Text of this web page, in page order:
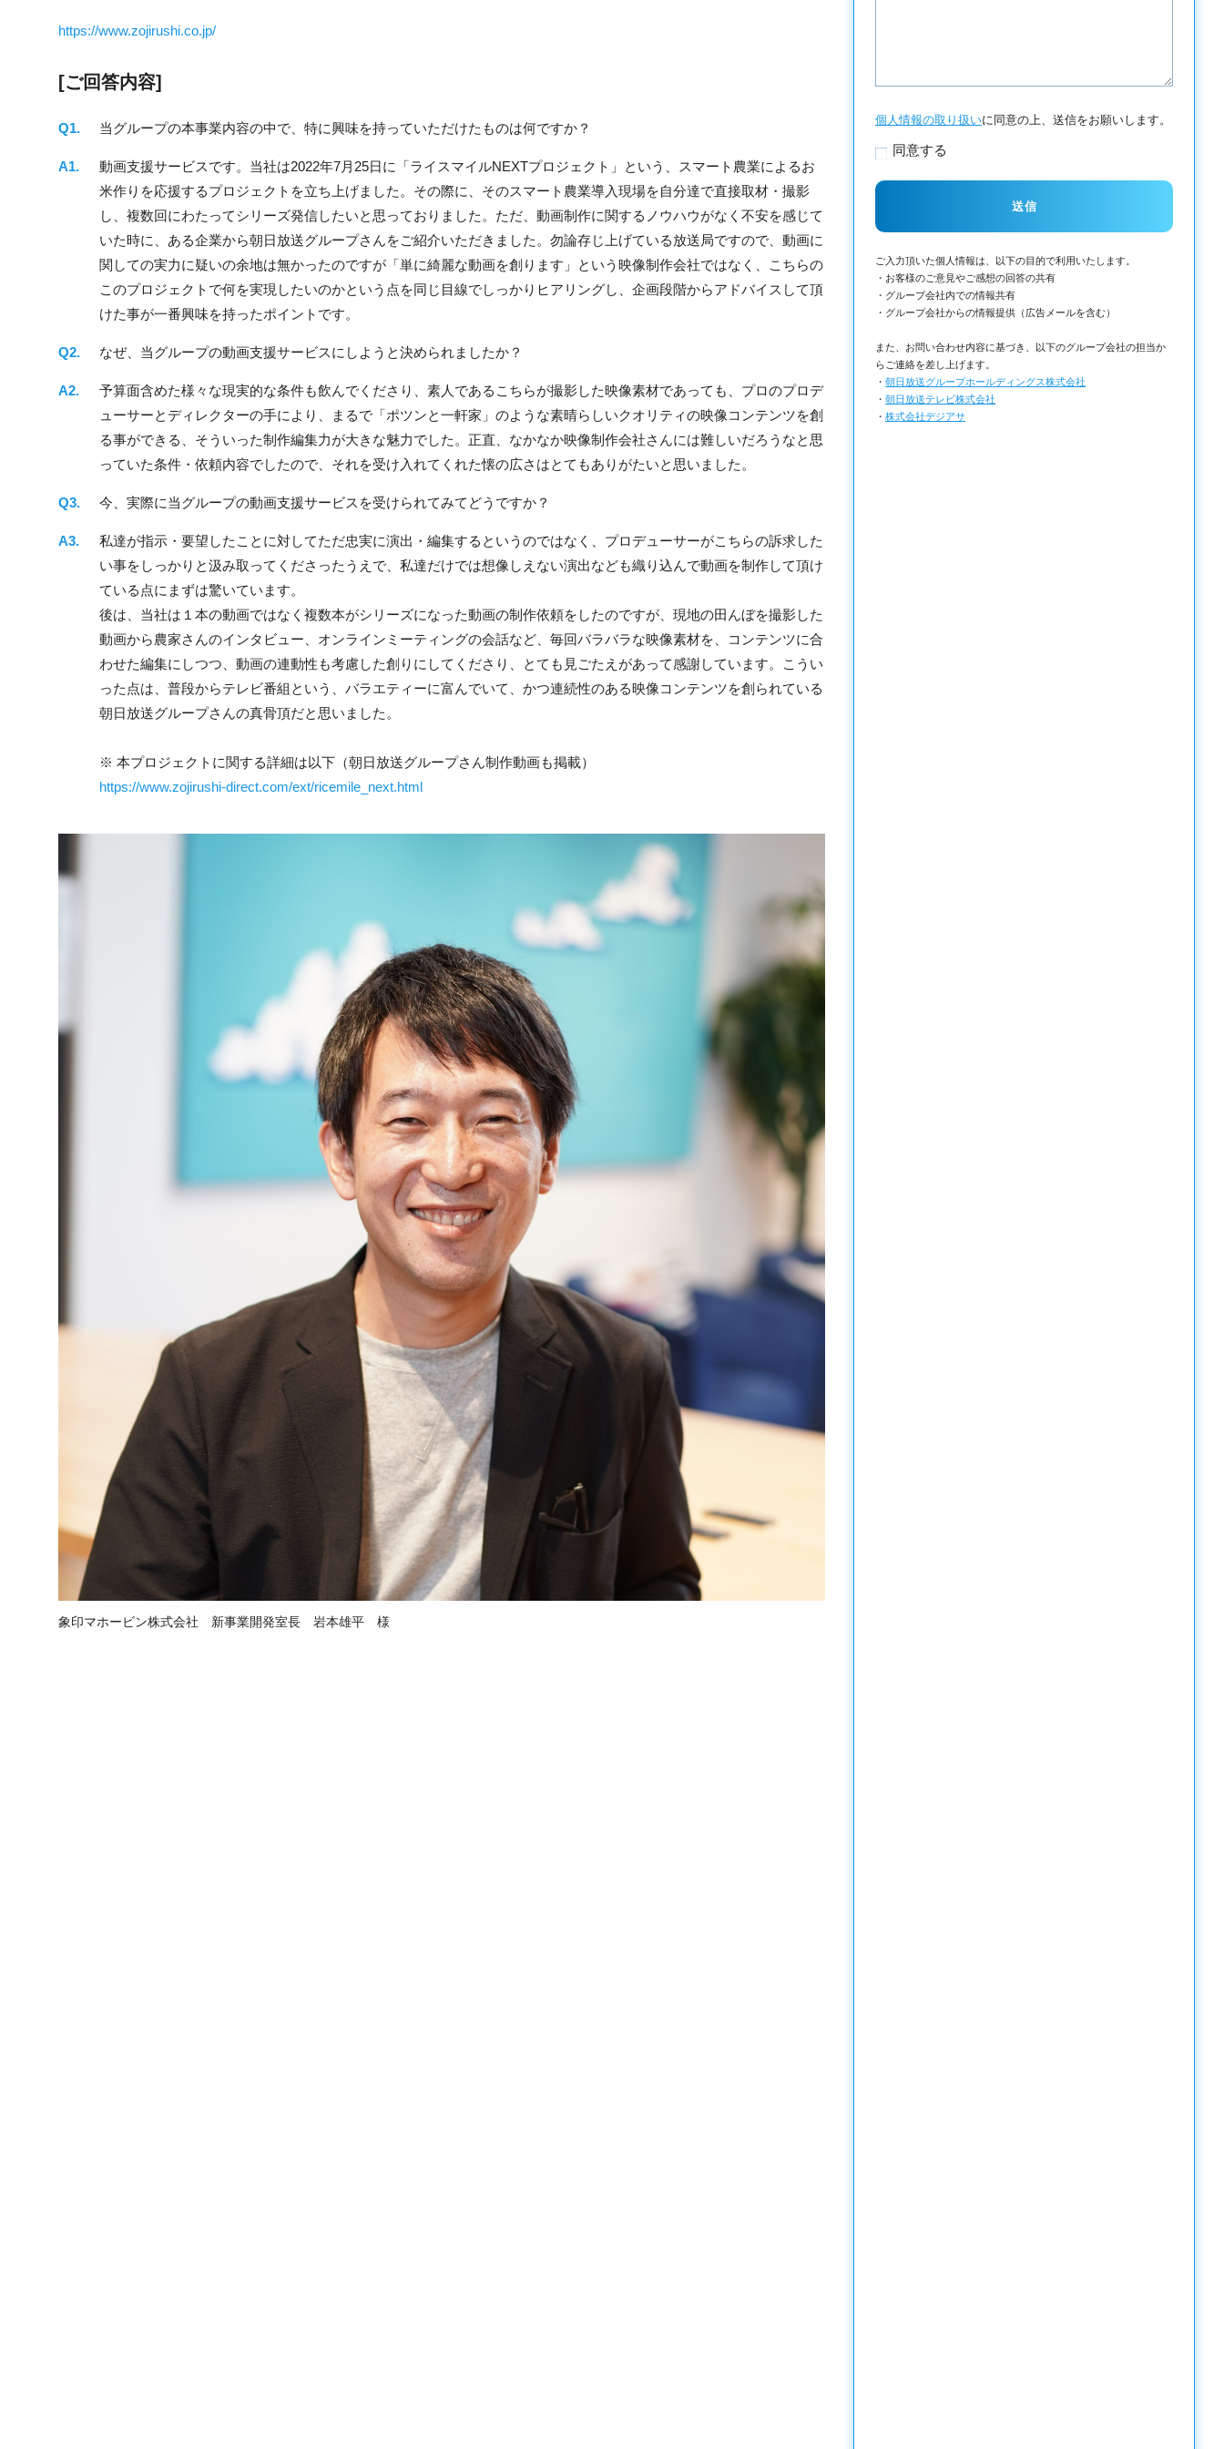
https://www.zojirushi.co.jp/
[ご回答内容]
当グループの本事業内容の中で、特に興味を持っていただけたものは何ですか？
動画支援サービスです。当社は2022年7月25日に「ライスマイルNEXTプロジェクト」という、スマート農業によるお
米作りを応援するプロジェクトを立ち上げました。その際に、そのスマート農業導入現場を自分達で直接取材・撮影
し、複数回にわたってシリーズ発信したいと思っておりました。ただ、動画制作に関するノウハウがなく不安を感じて
いた時に、ある企業から朝日放送グループさんをご紹介いただきました。勿論存じ上げている放送局ですので、動画に
関しての実力に疑いの余地は無かったのですが「単に綺麗な動画を創ります」という映像制作会社ではなく、こちらの
このプロジェクトで何を実現したいのかという点を同じ目線でしっかりヒアリングし、企画段階からアドバイスして頂
けた事が一番興味を持ったポイントです。
なぜ、当グループの動画支援サービスにしようと決められましたか？
予算面含めた様々な現実的な条件も飲んでくださり、素人であるこちらが撮影した映像素材であっても、プロのプロデ
ューサーとディレクターの手により、まるで「ポツンと一軒家」のような素晴らしいクオリティの映像コンテンツを創
る事ができる、そういった制作編集力が大きな魅力でした。正直、なかなか映像制作会社さんには難しいだろうなと思
っていた条件・依頼内容でしたので、それを受け入れてくれた懐の広さはとてもありがたいと思いました。
今、実際に当グループの動画支援サービスを受けられてみてどうですか？
私達が指示・要望したことに対してただ忠実に演出・編集するというのではなく、プロデューサーがこちらの訴求した
い事をしっかりと汲み取ってくださったうえで、私達だけでは想像しえない演出なども織り込んで動画を制作して頂け
ている点にまずは驚いています。
後は、当社は１本の動画ではなく複数本がシリーズになった動画の制作依頼をしたのですが、現地の田んぼを撮影した
動画から農家さんのインタビュー、オンラインミーティングの会話など、毎回バラバラな映像素材を、コンテンツに合
わせた編集にしつつ、動画の連動性も考慮した創りにしてくださり、とても見ごたえがあって感謝しています。こうい
った点は、普段からテレビ番組という、バラエティーに富んでいて、かつ連続性のある映像コンテンツを創られている
朝日放送グループさんの真骨頂だと思いました。
※ 本プロジェクトに関する詳細は以下（朝日放送グループさん制作動画も掲載）
https://www.zojirushi-direct.com/ext/ricemile_next.html
象印マホービン株式会社 新事業開発室長 岩本雄平 様
個人情報の取り扱いに同意の上、送信をお願いします。
同意する
ご入力頂いた個人情報は、以下の目的で利用いたします。
・お客様のご意見やご感想の回答の共有
・グループ会社内での情報共有
・グループ会社からの情報提供（広告メールを含む）
また、お問い合わせ内容に基づき、以下のグループ会社の担当か
らご連絡を差し上げます。
・朝日放送グループホールディングス株式会社
・朝日放送テレビ株式会社
・株式会社デジアサ